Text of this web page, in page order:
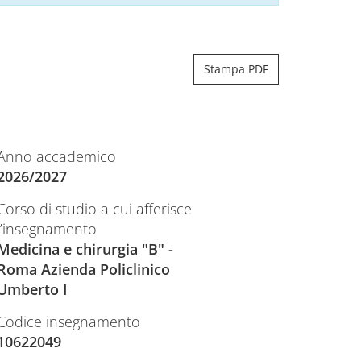
Stampa PDF
accademico
2027
di studio a cui afferisce
e chirurgia "B" -
Azienda Policlinico
I
insegnamento